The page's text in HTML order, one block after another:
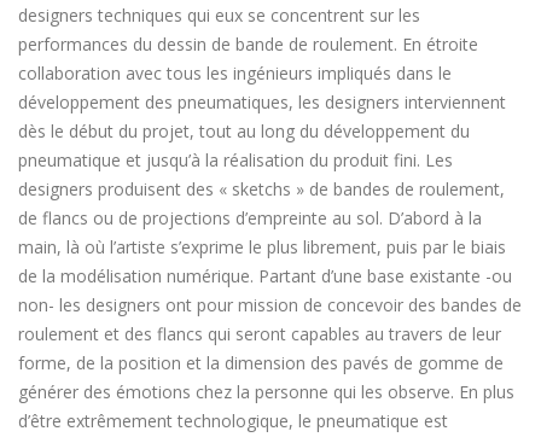
designers techniques qui eux se concentrent sur les
performances du dessin de bande de roulement. En étroite
collaboration avec tous les ingénieurs impliqués dans le
développement des pneumatiques, les designers interviennent
dès le début du projet, tout au long du développement du
pneumatique et jusqu’à la réalisation du produit fini. Les
designers produisent des « sketchs » de bandes de roulement,
de flancs ou de projections d’empreinte au sol. D’abord à la
main, là où l’artiste s’exprime le plus librement, puis par le biais
de la modélisation numérique. Partant d’une base existante -ou
non- les designers ont pour mission de concevoir des bandes de
roulement et des flancs qui seront capables au travers de leur
forme, de la position et la dimension des pavés de gomme de
générer des émotions chez la personne qui les observe. En plus
d’être extrêmement technologique, le pneumatique est